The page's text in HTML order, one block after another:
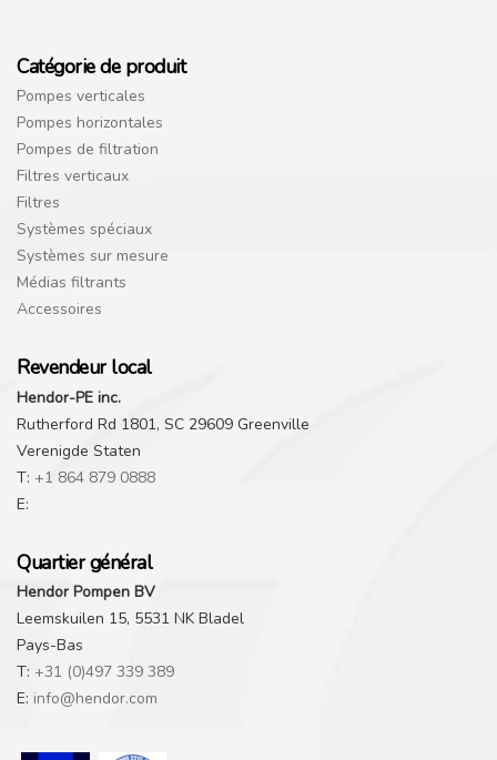
Catégorie de produit
Pompes verticales
Pompes horizontales
Pompes de filtration
Filtres verticaux
Filtres
Systèmes spéciaux
Systèmes sur mesure
Médias filtrants
Accessoires
Revendeur local
Hendor-PE inc.
Rutherford Rd 1801, SC 29609 Greenville
Verenigde Staten
T: +1 864 879 0888
E:
Quartier général
Hendor Pompen BV
Leemskuilen 15, 5531 NK Bladel
Pays-Bas
T: +31 (0)497 339 389
E: info@hendor.com